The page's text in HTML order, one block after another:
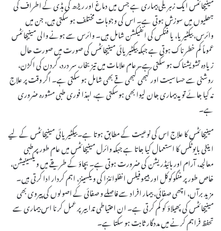
جھلیوں میں سوزش ہوتی ہے۔ اس کی وجوہات مختلف ہو سکتی ہیں، جن میں
وائرس، بیکٹیریا، یا فنگس کی انفیکشن شامل ہیں۔ وائرس سے ہونے والی مینیجائٹس
عموماً کم خطرناک ہوتی ہے جبکہ بیکٹیریائی مینیجائٹس کی صورت میں صورت حال
زیادہ تشویشناک ہو سکتی ہے۔ عام علامات میں تیز بخار، سر درد، گردن کی اکڑن،
روشنی سے حساسیت اور کبھی کبھی قے بھی شامل ہو سکتی ہے۔ اگر وقت پر علاج
نہ کیا جائے تو یہ بیماری جان لیوا بھی ہوسکتی ہے، لہذا فوری طبی مشورہ ضروری
ہے۔
مینیجائٹس کا علاج اس کی نوعیت کے مطابق ہوتا ہے۔ بیکٹیریائی مینیجائٹس کے لیے
اینٹی بایوٹکس کا استعمال کیا جاتا ہے جبکہ وائرل مینیجائٹس میں عام طور پر طبی
معالجہ، آرام اور ہائیڈریشن کی ضرورت ہوتی ہے۔ بچاؤ کے طریقے میں ویکسینیشن،
خاص طور پر مننگوکوکل اور ہییموفیلس انفلوائنزا کی ویکسینز، اہم کردار ادا کرتی ہیں۔
مزید برآں، اچھی صفائی، بیمار افراد سے فاصلے و صفائی کے اصولوں کی پیروی بھی
مینیجائٹس کی پھیلاؤ کو کم کرتی ہے۔ ان احتیاطی تدابیر پر عمل کرنا اس بیماری سے
تحفظ فراہم کرنے میں مددگار ثابت ہو سکتا ہے۔